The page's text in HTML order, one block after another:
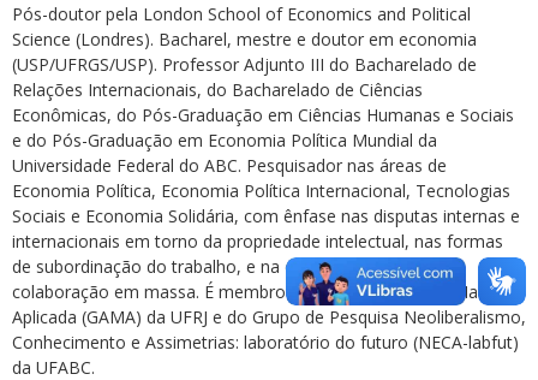
Pós-doutor pela London School of Economics and Political
Science (Londres). Bacharel, mestre e doutor em economia
(USP/UFRGS/USP). Professor Adjunto III do Bacharelado de
Relações Internacionais, do Bacharelado de Ciências
Econômicas, do Pós-Graduação em Ciências Humanas e Sociais
e do Pós-Graduação em Economia Política Mundial da
Universidade Federal do ABC. Pesquisador nas áreas de
Economia Política, Economia Política Internacional, Tecnologias
Sociais e Economia Solidária, com ênfase nas disputas internas e
internacionais em torno da propriedade intelectual, nas formas
de subordinação do trabalho, e na chamada economia da
colaboração em massa. É membro do Grupo de Análise Macro
Aplicada (GAMA) da UFRJ e do Grupo de Pesquisa Neoliberalismo,
Conhecimento e Assimetrias: laboratório do futuro (NECA-labfut)
da UFABC.